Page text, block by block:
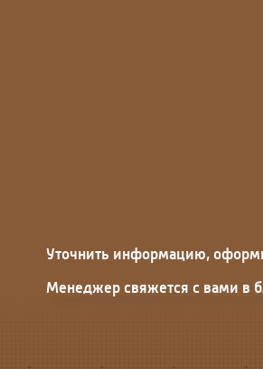
Уточнить информацию,
Менеджер свяжется с вами в